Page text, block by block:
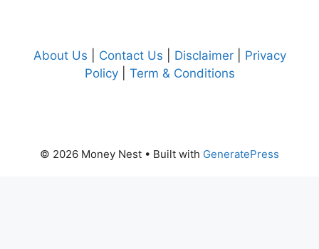
About Us Contact Us Disclaimer| Privacy
Policy| Term & Conditions
© 2026 Money Nest • Built with GeneratePress